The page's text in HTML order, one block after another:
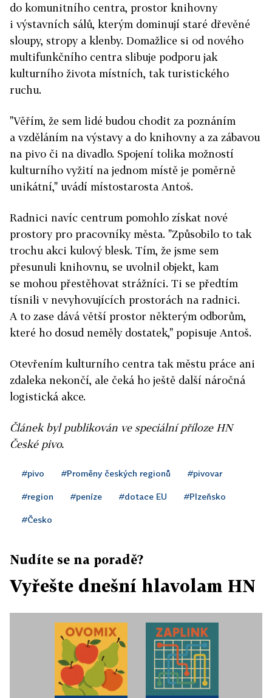
do komunitního centra, prostor knihovny
i výstavních sálů, kterým dominují staré dřevěné
sloupy, stropy a klenby. Domažlice si od nového
multifunkčního centra slibuje podporu jak
kulturního života místních, tak turistického
ruchu.
"Věřím, že sem lidé budou chodit za poznáním
a vzděláním na výstavy a do knihovny a za zábavou
na pivo či na divadlo. Spojení tolika možností
kulturního vyžití na jednom místě je poměrně
unikátní," uvádí místostarosta Antoš.
Radnici navíc centrum pomohlo získat nové
prostory pro pracovníky města. "Způsobilo to tak
trochu akci kulový blesk. Tím, že jsme sem
přesunuli knihovnu, se uvolnil objekt, kam
se mohou přestěhovat strážníci. Ti se předtím
tísnili v nevyhovujících prostorách na radnici.
A to zase dává větší prostor některým odborům,
které ho dosud neměly dostatek," popisuje Antoš.
Otevřením kulturního centra tak městu práce ani
zdaleka nekončí, ale čeká ho ještě další náročná
logistická akce.
Článek byl publikován ve speciální příloze HN
České pivo.
#pivo #Proměny českých regionů #pivovar
#region #peníze #dotace EU #Plzeňsko
#Česko
Nudíte se na poradě?
Vyřešte dnešní hlavolam HN